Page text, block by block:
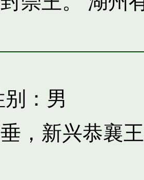
别：男
，新兴恭襄王